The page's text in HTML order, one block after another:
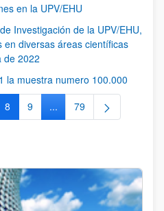
en la UPV/EHU
Investigación de la UPV/EHU,
en diversas áreas científicas
de 2022
la muestra numero 100.000
Use TAB para
Página
8 Página
9 ...Páginas intermedias
Página
79